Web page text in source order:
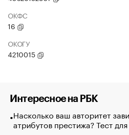
ОКФС
16
ОКОГУ
4210015
Интересное на РБК
Насколько ваш авторитет
атрибутов престижа? Тест